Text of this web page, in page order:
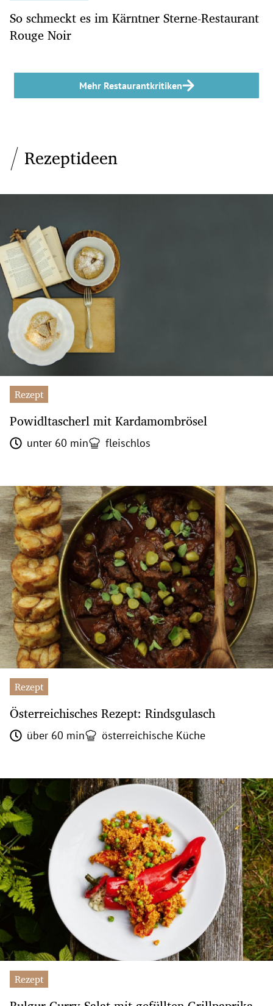
So schmeckt es im Kärntner Sterne-Restaurant
Rouge Noir
Mehr Restaurantkritiken
Rezeptideen
Rezept
Powidltascherl mit Kardamombrösel
unter 60 min fleischlos
Rezept
Österreichisches Rezept: Rindsgulasch
über 60 min österreichische Küche
Rezept